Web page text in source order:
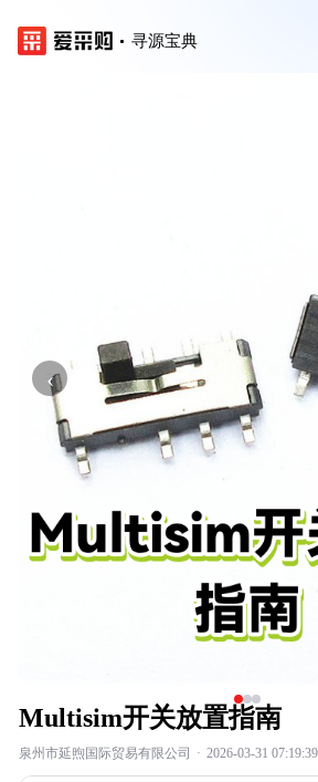
寻源宝典
‹
Multisim开关放置指南
泉州市延煦国际贸易有限公司 · 2026-03-31 07:19:39